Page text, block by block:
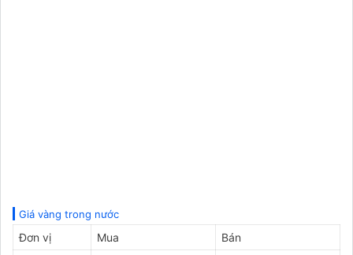
Giá vàng trong nước
Đơn vị Mua Bán